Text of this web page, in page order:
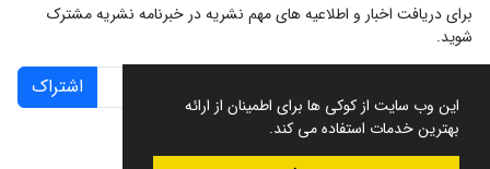
این وب سایت از کوکی ها برای اطمینان از ارائه
بهترین خدمات استفاده می کند.
برای دریافت اخبار و اطلاعیه های مهم نشریه در خبرنامه نشریه مشترک
شوید.
اشتراک